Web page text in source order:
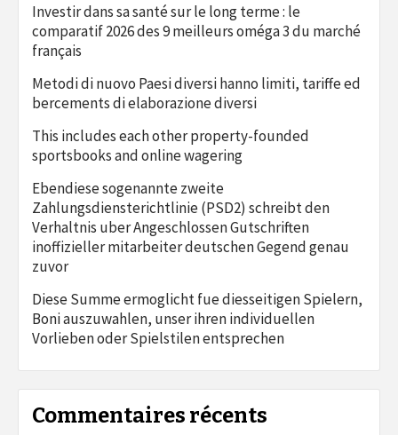
Investir dans sa santé sur le long terme : le
comparatif 2026 des 9 meilleurs oméga 3 du marché
français
Metodi di nuovo Paesi diversi hanno limiti, tariffe ed
bercements di elaborazione diversi
This includes each other property-founded
sportsbooks and online wagering
Ebendiese sogenannte zweite
Zahlungsdiensterichtlinie (PSD2) schreibt den
Verhaltnis uber Angeschlossen Gutschriften
inoffizieller mitarbeiter deutschen Gegend genau
zuvor
Diese Summe ermoglicht fue diesseitigen Spielern,
Boni auszuwahlen, unser ihren individuellen
Vorlieben oder Spielstilen entsprechen
Commentaires récents